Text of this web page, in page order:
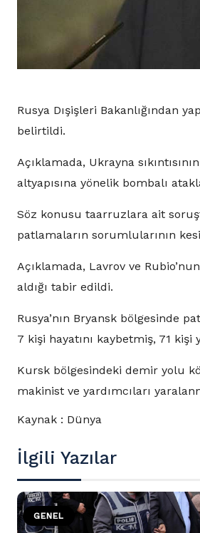
Rusya Dışişleri Bakanlığından
belirtildi.
Açıklamada, Ukrayna
altyapısına yönelik bombalı
Söz konusu taarruzlara ait
patlamaların sorumlularının
Açıklamada, Lavrov ve
aldığı tabir edildi.
Rusya’nın Bryansk bölgesinde
7 kişi hayatını kaybetmiş, 71 kişi
Kursk bölgesindeki demir yolu
makinist ve yardımcıları
Kaynak : Dünya
İlgili Yazılar
GENEL